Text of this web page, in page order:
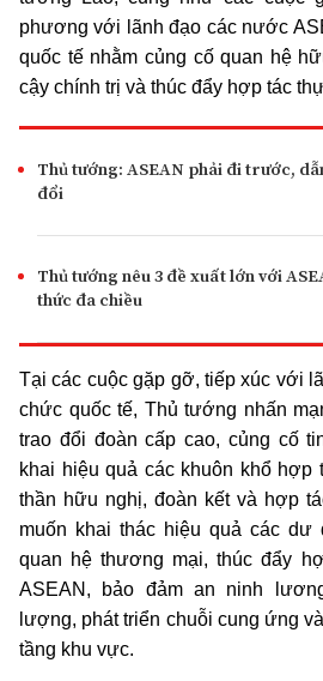
phương với lãnh đạo các nước
quốc tế nhằm củng cố quan hệ
cậy chính trị và thúc đẩy hợp tác
Thủ tướng: ASEAN phải đi trước,
đổi
Thủ tướng nêu 3 đề xuất lớn với
thức đa chiều
Tại các cuộc gặp gỡ, tiếp xúc với
chức quốc tế, Thủ tướng nhấn
trao đổi đoàn cấp cao, củng cố
khai hiệu quả các khuôn khổ hợp
thần hữu nghị, đoàn kết và hợp
muốn khai thác hiệu quả các dư
quan hệ thương mại, thúc đẩy
ASEAN, bảo đảm an ninh
lượng, phát triển chuỗi cung ứng
tầng khu vực.